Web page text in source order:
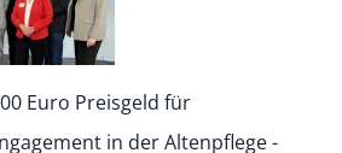
Euro Preisgeld für
in der Altenpflege -